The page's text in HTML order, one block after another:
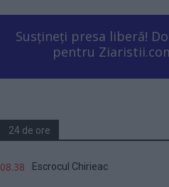
Susțineți presa liberă!
pentru
24 de ore
08.38 Escrocul Chirieac